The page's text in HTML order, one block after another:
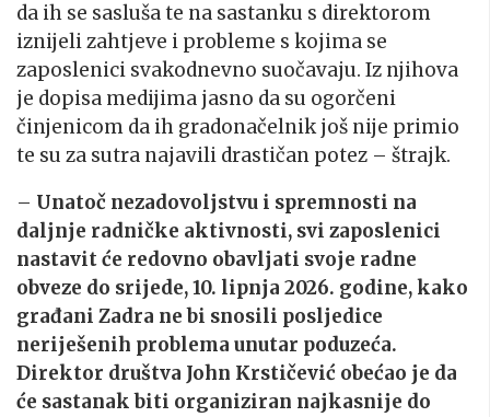
da ih se sasluša te na sastanku s direktorom
iznijeli zahtjeve i probleme s kojima se
zaposlenici svakodnevno suočavaju. Iz njihova
je dopisa medijima jasno da su ogorčeni
činjenicom da ih gradonačelnik još nije primio
te su za sutra najavili drastičan potez – štrajk.
– Unatoč nezadovoljstvu i spremnosti na
daljnje radničke aktivnosti, svi zaposlenici
nastavit će redovno obavljati svoje radne
obveze do srijede, 10. lipnja 2026. godine, kako
građani Zadra ne bi snosili posljedice
neriješenih problema unutar poduzeća.
Direktor društva John Krstičević obećao je da
će sastanak biti organiziran najkasnije do